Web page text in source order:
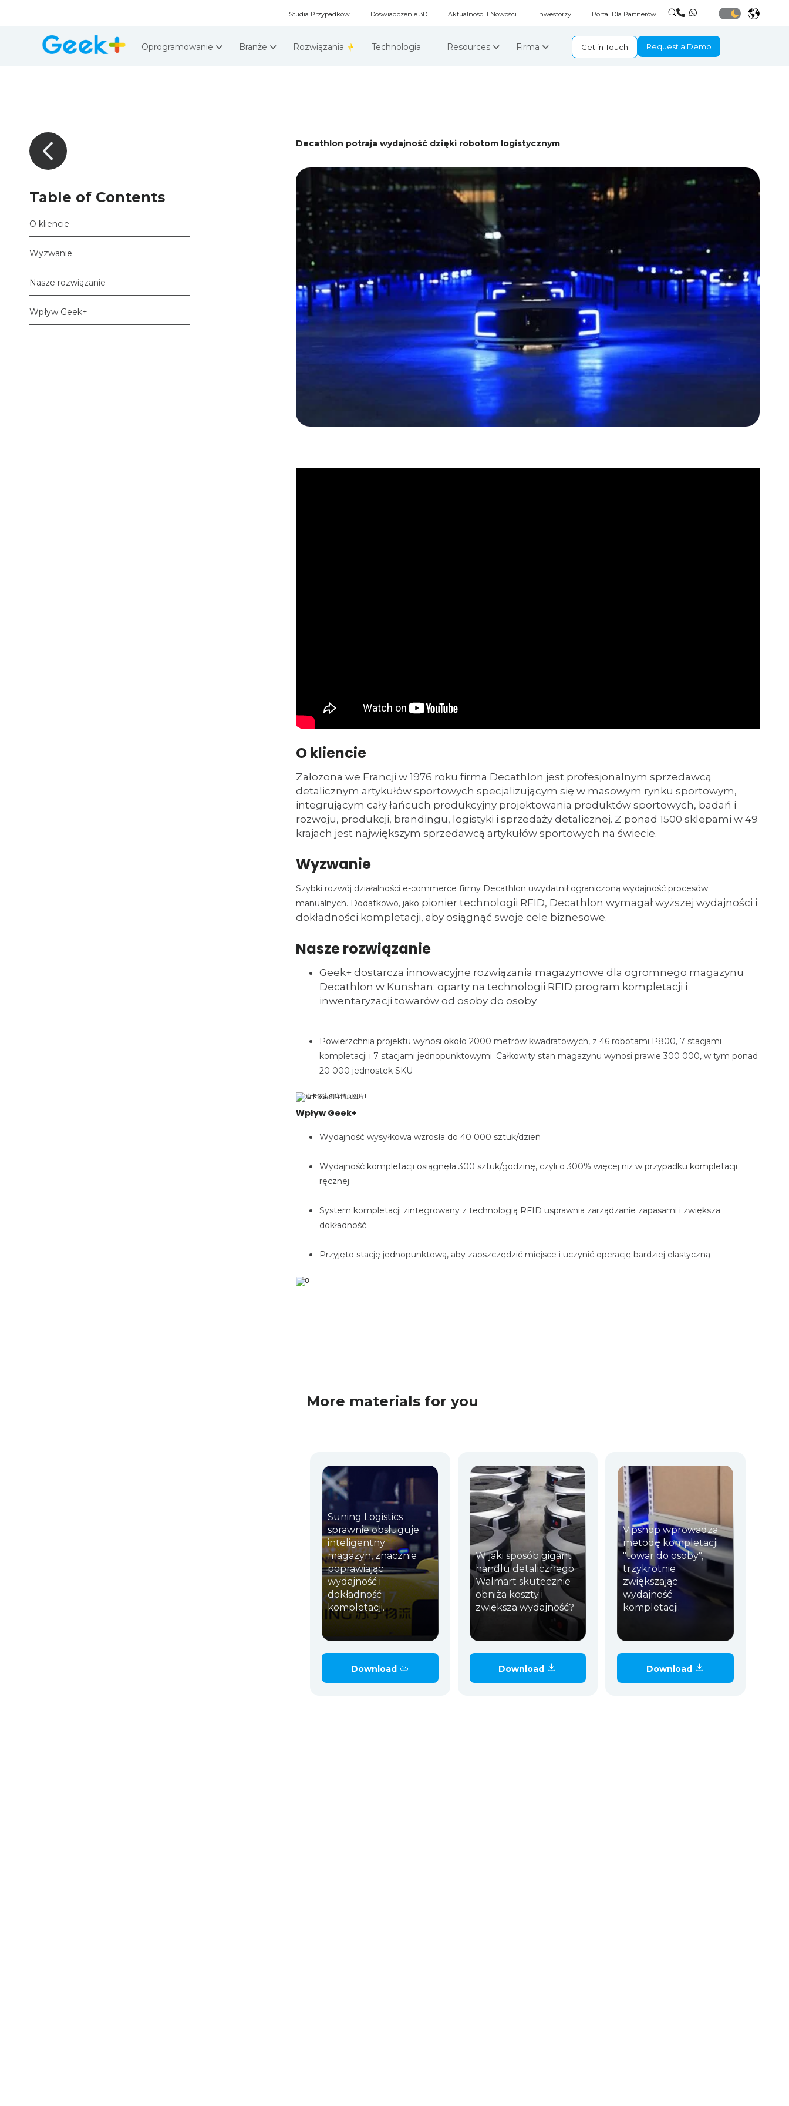
Studia Przypadków Doświadczenie 3D Aktualności I Nowości Inwestorzy Portal Dla Partnerów
Oprogramowanie Branże Rozwiązania Technologia Resources Firma Get in Touch Request a Demo
Table of Contents
O kliencie
Wyzwanie
Nasze rozwiązanie
Wpływ Geek+
Decathlon potraja wydajność dzięki robotom logistycznym
O kliencie
Założona we Francji w 1976 roku firma Decathlon jest profesjonalnym sprzedawcą
detalicznym artykułów sportowych specjalizującym się w masowym rynku sportowym,
integrującym cały łańcuch produkcyjny projektowania produktów sportowych, badań i
rozwoju, produkcji, brandingu, logistyki i sprzedaży detalicznej. Z ponad 1500 sklepami w 49
krajach jest największym sprzedawcą artykułów sportowych na świecie.
Wyzwanie
Szybki rozwój działalności e-commerce firmy Decathlon uwydatnił ograniczoną wydajność procesów
manualnych. Dodatkowo, jako pionier technologii RFID, Decathlon wymagał wyższej wydajności i
dokładności kompletacji, aby osiągnąć swoje cele biznesowe.
Nasze rozwiązanie
Geek+ dostarcza innowacyjne rozwiązania magazynowe dla ogromnego magazynu
Decathlon w Kunshan: oparty na technologii RFID program kompletacji i
inwentaryzacji towarów od osoby do osoby
Powierzchnia projektu wynosi około 2000 metrów kwadratowych, z 46 robotami P800, 7 stacjami
kompletacji i 7 stacjami jednopunktowymi. Całkowity stan magazynu wynosi prawie 300 000, w tym ponad
20 000 jednostek SKU
Wpływ Geek+
Wydajność wysyłkowa wzrosła do 40 000 sztuk/dzień
Wydajność kompletacji osiągnęła 300 sztuk/godzinę, czyli o 300% więcej niż w przypadku kompletacji
ręcznej.
System kompletacji zintegrowany z technologią RFID usprawnia zarządzanie zapasami i zwiększa
dokładność.
Przyjęto stację jednopunktową, aby zaoszczędzić miejsce i uczynić operację bardziej elastyczną
More materials for you
Suning Logistics
sprawnie obsługuje
inteligentny
magazyn, znacznie
poprawiając
wydajność i
dokładność
kompletacji.
Download
W jaki sposób gigant
handlu detalicznego
Walmart skutecznie
obniża koszty i
zwiększa wydajność?
Download
Vipshop wprowadza
metodę kompletacji
"towar do osoby",
trzykrotnie
zwiększając
wydajność
kompletacji.
Download